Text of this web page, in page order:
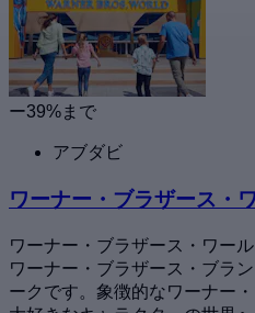
ー39%まで
アブダビ
ワーナー・ブラザース・
ワーナー・ブラザース・ワー
ワーナー・ブラザース・ブラ
ークです。象徴的なワーナー